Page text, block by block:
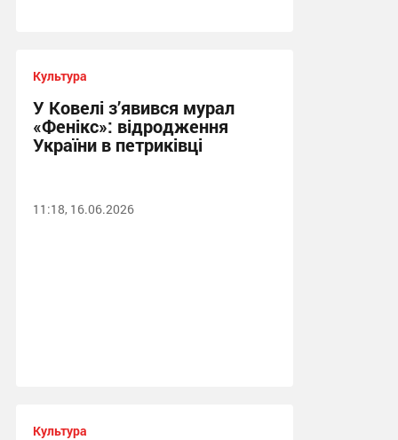
Культура
У Ковелі з’явився мурал
«Фенікс»: відродження
України в петриківці
11:18, 16.06.2026
Культура